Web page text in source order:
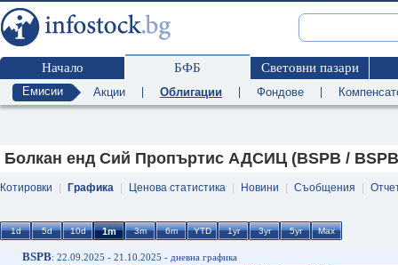
Начало БФБ Световни пазари
Емисии Акции Облигации Фондове
Болкан енд Сий Пропъртис АДСИЦ (BSPB /
Котировки Графика Ценова статистика Новини Съобщения
BSPB: 22.09.2025 - 21.10.2025 - дневна графика